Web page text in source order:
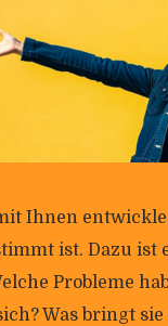
Ihnen
ist. Dazu ist
Pro­bleme
Was bringt